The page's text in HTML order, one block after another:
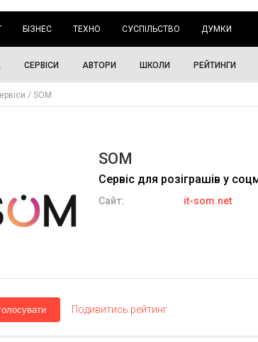
БІЗНЕС ТЕХНО СУСПІЛЬСТВО ДУМКИ
СЕРВІСИ АВТОРИ ШКОЛИ РЕЙТИНГИ
SOM
SOM
Cервіс для розіграшів у
Сайт: it-som.net
Подивитись рейтинг